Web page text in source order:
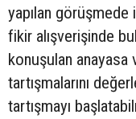
yapılan
fikir alışverişinde
konuşulan anayasa
tartışmalarını
tartışmayı